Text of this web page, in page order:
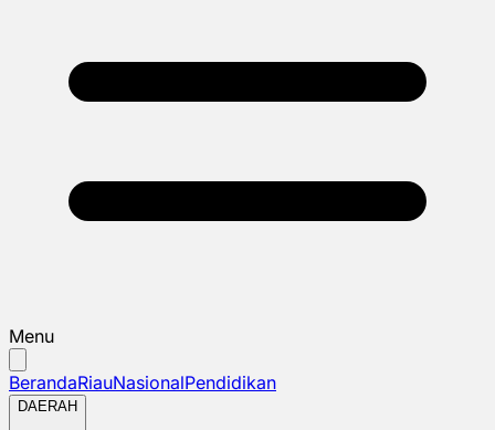
Menu
BerandaRiauNasionalPendidikan
DAERAH